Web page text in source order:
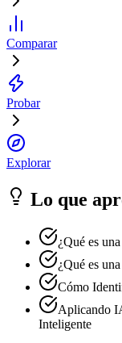
Comparar
Probar
Explorar
Lo que
¿Qué es
¿Qué es
Cómo
Aplicando
Inteligente